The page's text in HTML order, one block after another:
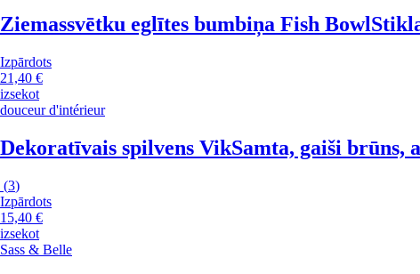
Ziemassvētku eglītes bumbiņa Fish Bowl
Izpārdots
21,40 €
izsekot
douceur d'intérieur
Dekoratīvais spilvens VikSamta, gaiši brūns,
(3)
Izpārdots
15,40 €
izsekot
Sass & Belle